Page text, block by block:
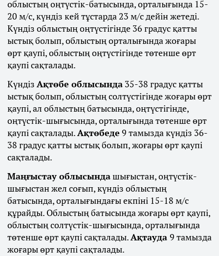
облыстың оңтүстік-батысында, орталығында 15-
20 м/с, күндіз кей тұстарда 23 м/с дейін жетеді.
Күндіз облыстың оңтүстігінде 36 градус қатты
ыстық болып, облыстың орталығында жоғары
өрт қаупі, облыстың оңтүстігінде төтенше өрт
қаупі сақталады.
Күндіз Ақтөбе облысында 35-38 градус қатты
ыстық болып, облыстың солтүстігінде жоғары өрт
қаупі, ал облыстың батысында, оңтүстігінде,
оңтүстік-шығысында, орталығында төтенше өрт
қаупі сақталады.Ақтөбеде 9 тамызда күндіз 36-
38 градус қатты ыстық болып, жоғары өрт қаупі
сақталады.
Маңғыстау облысындашығыстан, оңтүстік-
шығыстан жел соғып, күндіз облыстың
батысында, орталығындағы екпіні 15-18 м/с
құрайды. Облыстың батысында жоғары өрт қаупі,
облыстың солтүстік-шығысында, орталығында
төтенше өрт қаупі сақталады.Ақтауда 9 тамызда
жоғары өрт қаупі сақталады.